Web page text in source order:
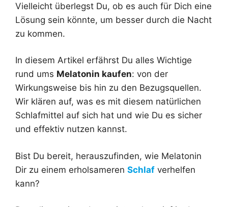
Vielleicht überlegst Du, ob es auch für Dich eine
Lösung sein könnte, um besser durch die Nacht
zu kommen.
In diesem Artikel erfährst Du alles Wichtige
rund ums Melatonin kaufen: von der
Wirkungsweise bis hin zu den Bezugsquellen.
Wir klären auf, was es mit diesem natürlichen
Schlafmittel auf sich hat und wie Du es sicher
und effektiv nutzen kannst.
Bist Du bereit, herauszufinden, wie Melatonin
Dir zu einem erholsameren Schlaf verhelfen
kann?